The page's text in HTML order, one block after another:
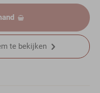
te bekijken